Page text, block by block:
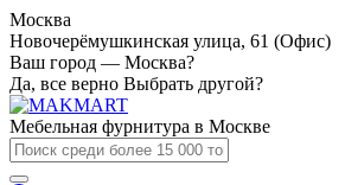
Москва
Новочерёмушкинская улица, 61 (Офис)
Ваш город — Москва?
Да, все верно Выбрать другой?
Мебельная фурнитура в Москве